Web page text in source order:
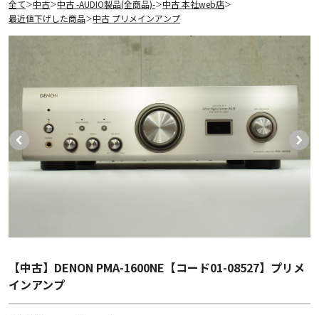
全て＞中古＞中古 -AUDIO製品(全商品)-＞中古 本社web店＞
最近値下げした商品＞中古 プリメインアンプ
【中古】DENON PMA-1600NE【コード01-08527】プリメ
インアンプ